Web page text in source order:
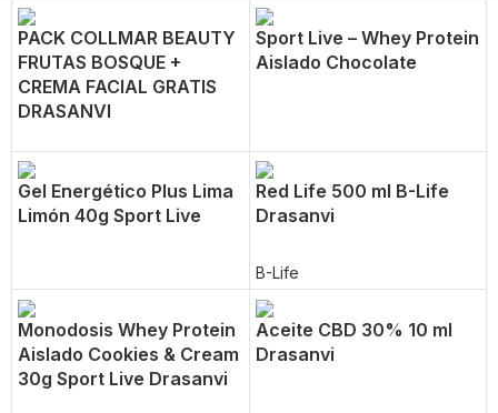
PACK COLLMAR BEAUTY
FRUTAS BOSQUE +
CREMA FACIAL GRATIS
DRASANVI
Sport Live – Whey Protein
Aislado Chocolate
Gel Energético Plus Lima
Limón 40g Sport Live
Red Life 500 ml B-Life
Drasanvi
B-Life
Monodosis Whey Protein
Aislado Cookies & Cream
30g Sport Live Drasanvi
Aceite CBD 30% 10 ml
Drasanvi